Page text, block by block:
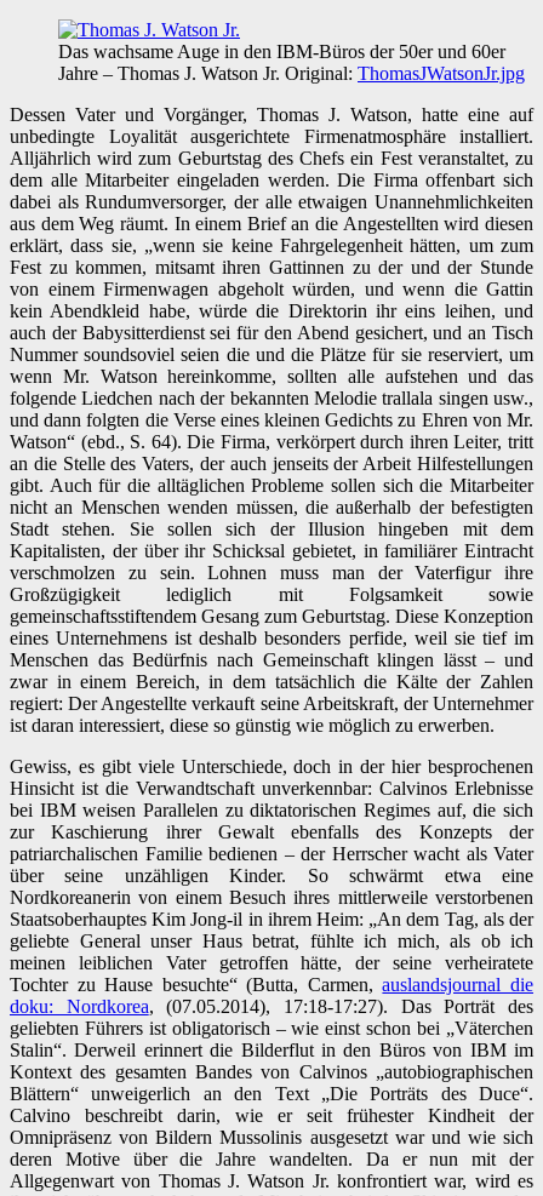
Das wachsame Auge in den IBM-Büros der 50er und 60er
Jahre – Thomas J. Watson Jr. Original: ThomasJWatsonJr.jpg
Dessen Vater und Vorgänger, Thomas J. Watson, hatte eine auf
unbedingte Loyalität ausgerichtete Firmenatmosphäre installiert.
Alljährlich wird zum Geburtstag des Chefs ein Fest veranstaltet, zu
dem alle Mitarbeiter eingeladen werden. Die Firma offenbart sich
dabei als Rundumversorger, der alle etwaigen Unannehmlichkeiten
aus dem Weg räumt. In einem Brief an die Angestellten wird diesen
erklärt, dass sie, „wenn sie keine Fahrgelegenheit hätten, um zum
Fest zu kommen, mitsamt ihren Gattinnen zu der und der Stunde
von einem Firmenwagen abgeholt würden, und wenn die Gattin
kein Abendkleid habe, würde die Direktorin ihr eins leihen, und
auch der Babysitterdienst sei für den Abend gesichert, und an Tisch
Nummer soundsoviel seien die und die Plätze für sie reserviert, um
wenn Mr. Watson hereinkomme, sollten alle aufstehen und das
folgende Liedchen nach der bekannten Melodie trallala singen usw.,
und dann folgten die Verse eines kleinen Gedichts zu Ehren von Mr.
Watson“ (ebd., S. 64). Die Firma, verkörpert durch ihren Leiter, tritt
an die Stelle des Vaters, der auch jenseits der Arbeit Hilfestellungen
gibt. Auch für die alltäglichen Probleme sollen sich die Mitarbeiter
nicht an Menschen wenden müssen, die außerhalb der befestigten
Stadt stehen. Sie sollen sich der Illusion hingeben mit dem
Kapitalisten, der über ihr Schicksal gebietet, in familiärer Eintracht
verschmolzen zu sein. Lohnen muss man der Vaterfigur ihre
Großzügigkeit lediglich mit Folgsamkeit sowie
gemeinschaftsstiftendem Gesang zum Geburtstag. Diese Konzeption
eines Unternehmens ist deshalb besonders perfide, weil sie tief im
Menschen das Bedürfnis nach Gemeinschaft klingen lässt – und
zwar in einem Bereich, in dem tatsächlich die Kälte der Zahlen
regiert: Der Angestellte verkauft seine Arbeitskraft, der Unternehmer
ist daran interessiert, diese so günstig wie möglich zu erwerben.
Gewiss, es gibt viele Unterschiede, doch in der hier besprochenen
Hinsicht ist die Verwandtschaft unverkennbar: Calvinos Erlebnisse
bei IBM weisen Parallelen zu diktatorischen Regimes auf, die sich
zur Kaschierung ihrer Gewalt ebenfalls des Konzepts der
patriarchalischen Familie bedienen – der Herrscher wacht als Vater
über seine unzähligen Kinder. So schwärmt etwa eine
Nordkoreanerin von einem Besuch ihres mittlerweile verstorbenen
Staatsoberhauptes Kim Jong-il in ihrem Heim: „An dem Tag, als der
geliebte General unser Haus betrat, fühlte ich mich, als ob ich
meinen leiblichen Vater getroffen hätte, der seine verheiratete
Tochter zu Hause besuchte“ (Butta, Carmen,auslandsjournal die
doku: Nordkorea, (07.05.2014), 17:18-17:27). Das Porträt des
geliebten Führers ist obligatorisch – wie einst schon bei „Väterchen
Stalin“. Derweil erinnert die Bilderflut in den Büros von IBM im
Kontext des gesamten Bandes von Calvinos „autobiographischen
Blättern“ unweigerlich an den Text „Die Porträts des Duce“.
Calvino beschreibt darin, wie er seit frühester Kindheit der
Omnipräsenz von Bildern Mussolinis ausgesetzt war und wie sich
deren Motive über die Jahre wandelten. Da er nun mit der
Allgegenwart von Thomas J. Watson Jr. konfrontiert war, wird es